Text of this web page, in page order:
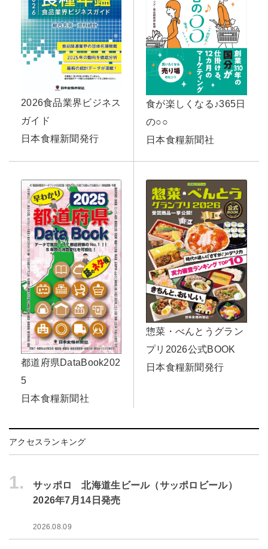
2026食品業界ビジネス
ガイド
日本食糧新聞発行
食が楽しくなる♪365日
の○○
日本食糧新聞社
都道府県DataBook202
5
日本食糧新聞社
惣菜・べんとうグラン
プリ2026公式BOOK
日本食糧新聞発行
アクセスランキング
1.
サッポロ 北海道生ビール（サッポロビール）
2026年7月14日発売
2026.08.09